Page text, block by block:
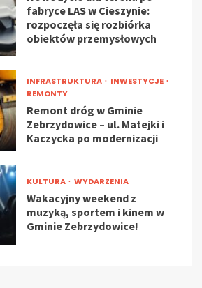
fabryce LAS w Cieszynie:
rozpoczęła się rozbiórka
obiektów przemysłowych
INFRASTRUKTURA
INWESTYCJE
REMONTY
Remont dróg w Gminie
Zebrzydowice – ul. Matejki i
Kaczycka po modernizacji
KULTURA WYDARZENIA
Wakacyjny weekend z
muzyką, sportem i kinem w
Gminie Zebrzydowice!